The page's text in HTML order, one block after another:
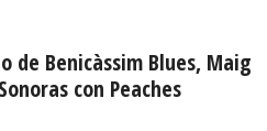
de Benicàssim Blues, Maig
con Peaches